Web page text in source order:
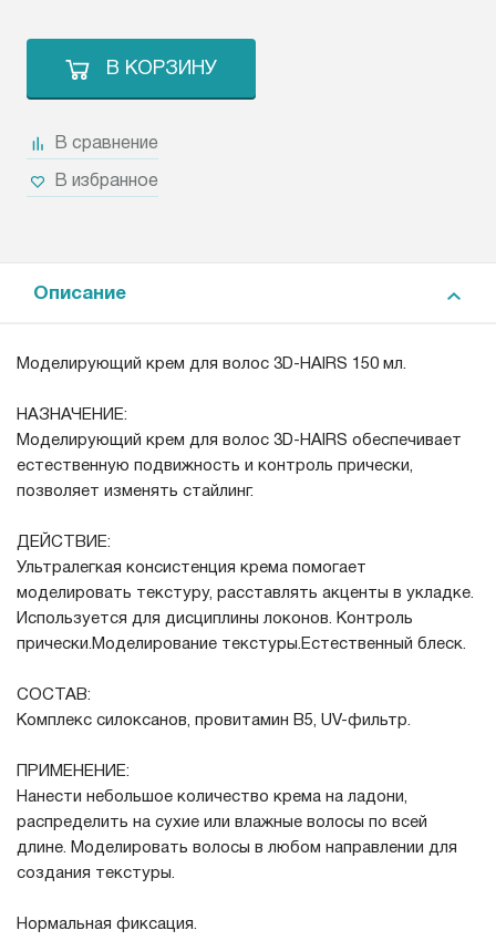
В КОРЗИНУ
В сравнение
В избранное
Описание
Моделирующий крем для волос 3D-HAIRS 150 мл.
НАЗНАЧЕНИЕ:
Моделирующий крем для волос 3D-HAIRS обеспечивает
естественную подвижность и контроль прически,
позволяет изменять стайлинг.
ДЕЙСТВИЕ:
Ультралегкая консистенция крема помогает
моделировать текстуру, расставлять акценты в укладке.
Используется для дисциплины локонов. Контроль
прически.Моделирование текстуры.Естественный блеск.
СОСТАВ:
Комплекс силоксанов, провитамин В5, UV-фильтр.
ПРИМЕНЕНИЕ:
Нанести небольшое количество крема на ладони,
распределить на сухие или влажные волосы по всей
длине. Моделировать волосы в любом направлении для
создания текстуры.
Нормальная фиксация.